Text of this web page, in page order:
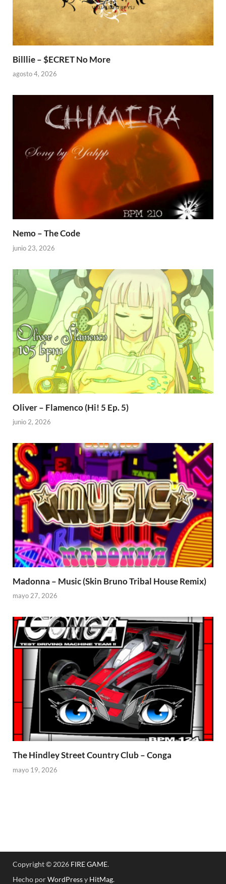
Billlie – $ECRET No More
agosto 4, 2026
Nemo – The Code
junio 23, 2026
Oliver – Flamenco (Hi! 5 Ep. 5)
junio 2, 2026
Madonna – Music (Skin Bruno Tribal House Remix)
mayo 27, 2026
The Hindley Street Country Club – Conga
mayo 19, 2026
Copyright © 2026 FIRE GAME.
Hecho porWordPressy HitMag.